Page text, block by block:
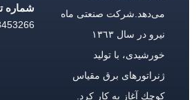
می‌دهد.شركت صنعتی ماه
نیرو در سال ١٣٦٣
خورشیدی، با تولید
ژنراتورهای برق مقیاس
كوچك آغاز به كار كرد.
شماره